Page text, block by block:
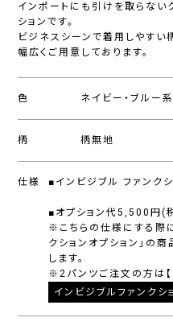
インポートにも引けを取らない
ションです。
ビジネスシーンで着用しやすい
幅広くご用意しております。
色 ネイビー・ブルー系
柄 柄無地
仕様 ■インビジブル ファンクシ
■オプション代5,500円(
※こちらの仕様にする際
クションオプション」の
します。
※2パンツご注文の方は【
インビジブルファンクシ